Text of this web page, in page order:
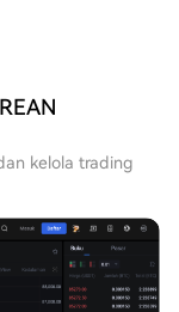
kelola trading